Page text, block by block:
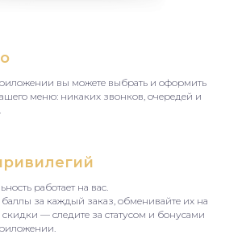
вы можете выбрать и оформить
меню: никаких звонков, очередей и
работает на вас.
баллы за каждый заказ, обменивайте их на
— следите за статусом и бонусами